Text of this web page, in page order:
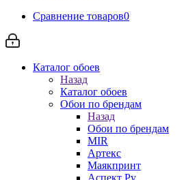
Сравнение товаров0
Каталог обоев
Назад
Каталог обоев
Обои по брендам
Назад
Обои по брендам
MIR
Артекс
Маякпринт